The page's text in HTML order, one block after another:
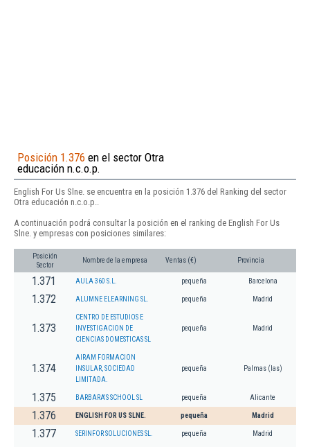
Posición 1.376 en el sector Otra
educación n.c.o.p.
English For Us Slne. se encuentra en la posición 1.376 del Ranking del sector
Otra educación n.c.o.p..
A continuación podrá consultar la posición en el ranking de English For Us
Slne. y empresas con posiciones similares:
Posición
Sector
Nombre de la empresa Ventas (€) Provincia
1.371 AULA 360 S.L. pequeña Barcelona
1.372 ALUMNE ELEARNING SL. pequeña Madrid
1.373
CENTRO DE ESTUDIOS E
INVESTIGACION DE
CIENCIAS DOMESTICAS SL
pequeña Madrid
1.374
AIRAM FORMACION
INSULAR, SOCIEDAD
LIMITADA.
pequeña Palmas (las)
1.375 BARBARA'S SCHOOL SL pequeña Alicante
1.376 ENGLISH FOR US SLNE. pequeña Madrid
1.377 SERINFOR SOLUCIONES SL. pequeña Madrid